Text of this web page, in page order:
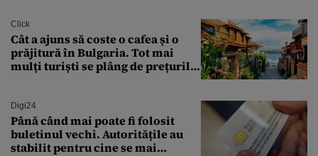
Click
Cât a ajuns să coste o cafea și o
prăjitură în Bulgaria. Tot mai
mulți turiști se plâng de prețurile
Digi24
Până când mai poate fi folosit
buletinul vechi. Autoritățile au
stabilit pentru cine se mai